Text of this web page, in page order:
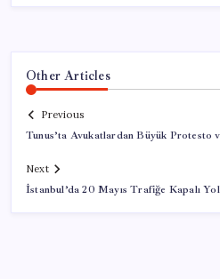
Other Articles
Previous
Tunus’ta Avukatlardan Büyük Protesto
Next
İstanbul’da 20 Mayıs Trafiğe Kapalı